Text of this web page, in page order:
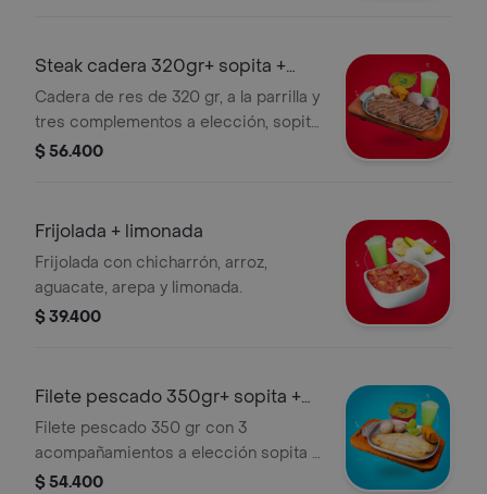
Steak cadera 320gr+ sopita +
limonada
Cadera de res de 320 gr, a la parrilla y
tres complementos a elección, sopita
y limonada.
$ 56.400
Frijolada + limonada
Frijolada con chicharrón, arroz,
aguacate, arepa y limonada.
$ 39.400
Filete pescado 350gr+ sopita +
limonada
Filete pescado 350 gr con 3
acompañamientos a elección sopita y
limonada.
$ 54.400